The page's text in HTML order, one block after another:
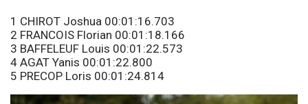
1 CHIROT Joshua 00:01:16.703
2 FRANCOIS Florian 00:01:18.166
3 BAFFELEUF Louis 00:01:22.573
4 AGAT Yanis 00:01:22.800
5 PRECOP Loris 00:01:24.814